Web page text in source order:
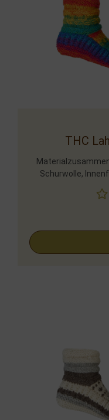
THC
Schurwolle,